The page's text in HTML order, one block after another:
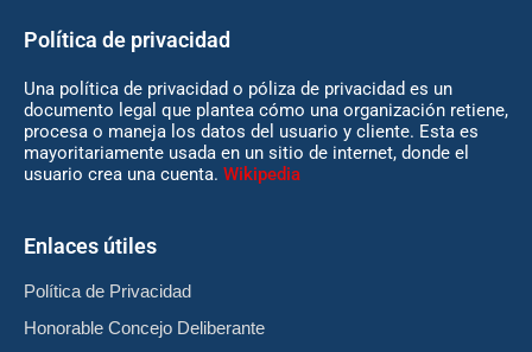
Política de privacidad
Una política de privacidad o póliza de privacidad es un
documento legal que plantea cómo una organización retiene,
procesa o maneja los datos del usuario y cliente. Esta es
mayoritariamente usada en un sitio de internet, donde el
usuario crea una cuenta. Wikipedia
Enlaces útiles
Política de Privacidad
Honorable Concejo Deliberante